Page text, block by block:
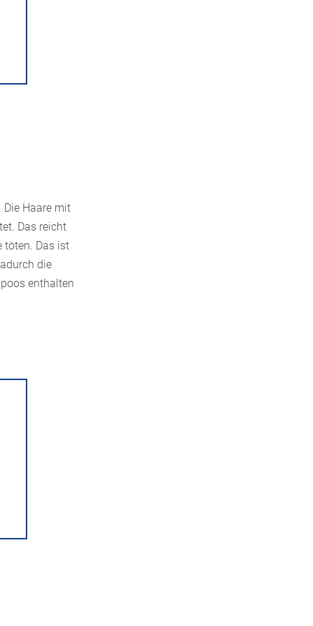
Haare mit
Das reicht
töten. Das ist
die
enthalten